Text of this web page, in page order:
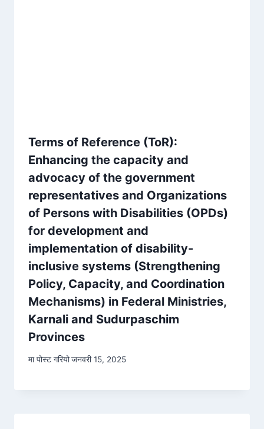
Terms of Reference (ToR):
Enhancing the capacity and
advocacy of the government
representatives and Organizations
of Persons with Disabilities (OPDs)
for development and
implementation of disability-
inclusive systems (Strengthening
Policy, Capacity, and Coordination
Mechanisms) in Federal Ministries,
Karnali and Sudurpaschim
Provinces
मा पोस्ट गरियोजनवरी 15, 2025